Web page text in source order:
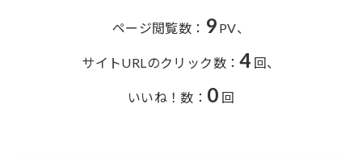
ページ閲覧数： 9 PV、
サイトURLのクリック数：4 回、
いいね！数： 0 回